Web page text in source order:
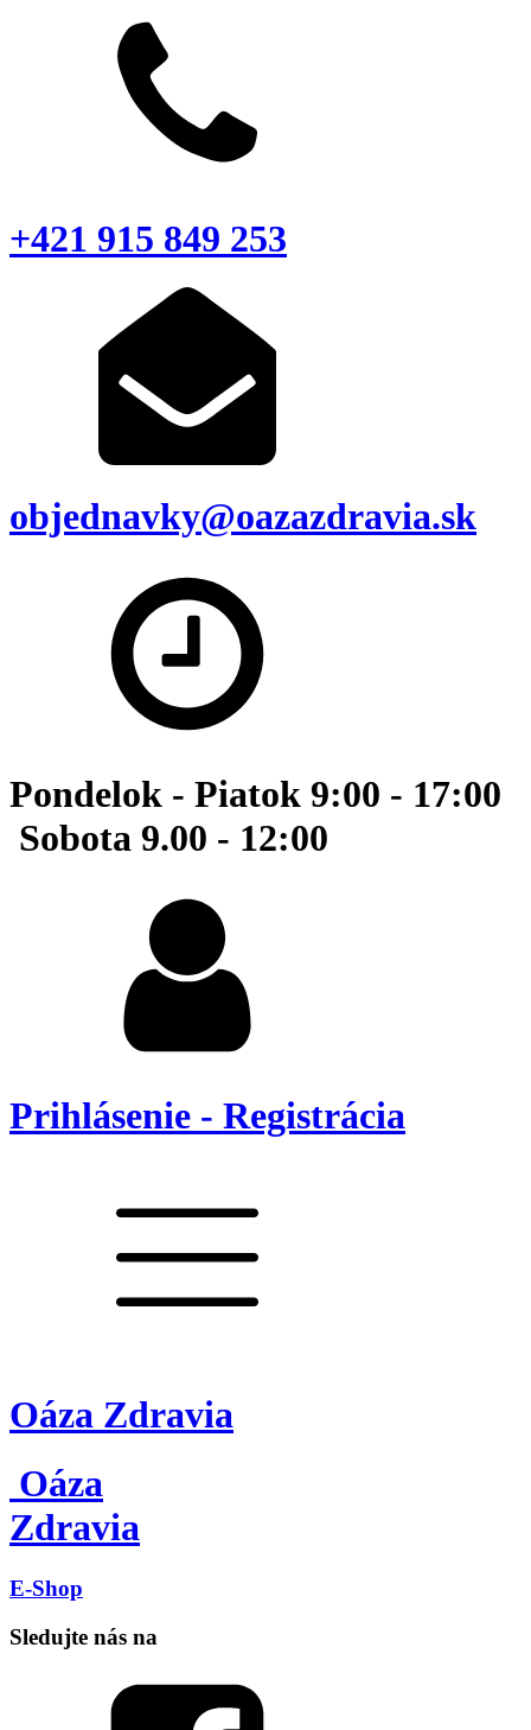
+421 915 849 253
objednavky@oazazdravia.sk
Pondelok - Piatok 9:00 - 17:00
Sobota 9.00 - 12:00
Prihlásenie - Registrácia
Oáza Zdravia
Oáza
Zdravia
E-Shop
Sledujte nás na